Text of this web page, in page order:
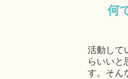
何
活動して
らいいと
す。そん